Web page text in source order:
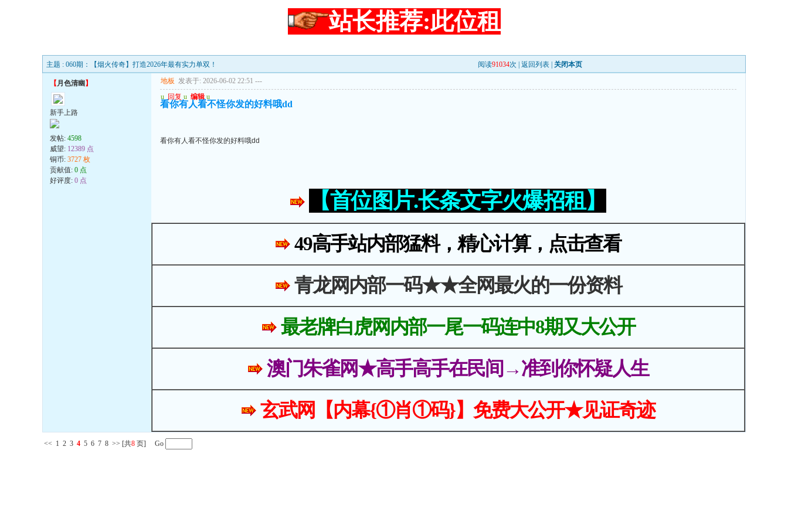
站长推荐:此位租
主题 : 060期：【烟火传奇】打造2026年最有实力单双！ 阅读91034次 | 返回列表 关闭本页
【月色清幽 】
新手上路
发帖: 4598
威望: 12389 点
铜币: 3727 枚
贡献值: 0 点
好评度: 0 点
地板 发表于: 2026-06-02 22:51 ---
u 回复 u 编辑 u
看你有人看不怪你发的好料哦dd
看你有人看不怪你发的好料哦dd
【首位图片.长条文字火爆招租】
49高手站内部猛料，精心计算，点击查看
青龙网内部一码★★全网最火的一份资料
最老牌白虎网内部一尾一码连中8期又大公开
澳门朱雀网★高手高手在民间→准到你怀疑人生
玄武网【内幕{①肖①码}】免费大公开★见证奇迹
<< 1 2 3 4 5 6 7 8 >> [共8 页] Go